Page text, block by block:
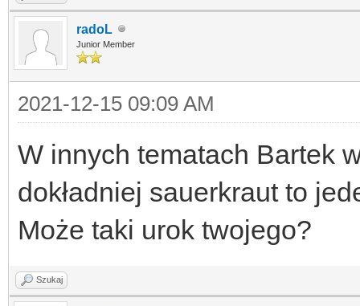
radoL
Junior Member
2021-12-15 09:09 AM
W innych tematach Bartek
dokładniej sauerkraut to
Może taki urok twojego?
Szukaj